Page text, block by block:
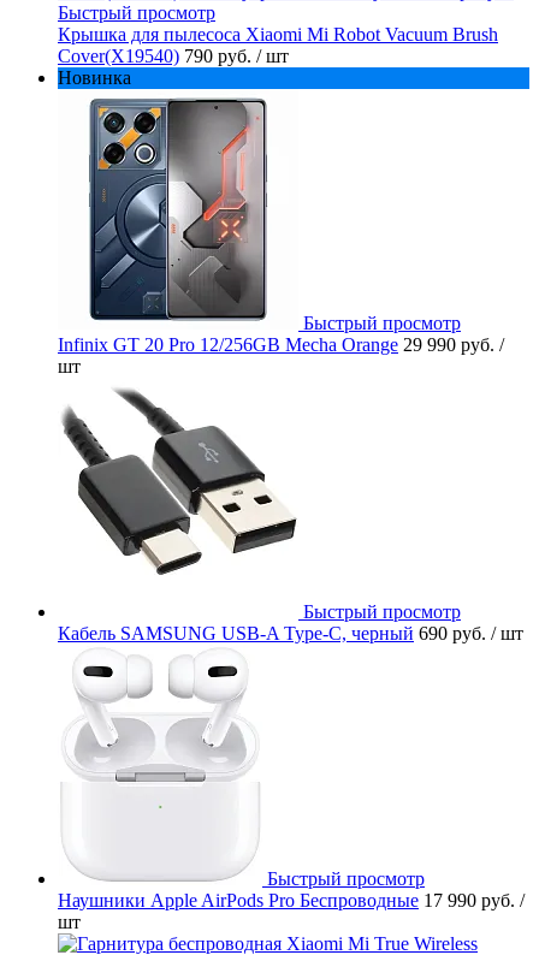
Быстрый просмотр
Крышка для пылесоса Xiaomi Mi Robot Vacuum Brush
Cover(X19540) 790 руб. / шт
Новинка
Быстрый просмотр
Infinix GT 20 Pro 12/256GB Mecha Orange 29 990 руб. /
шт
Быстрый просмотр
Кабель SAMSUNG USB-A Type-C, черный 690 руб. / шт
Быстрый просмотр
Наушники Apple AirPods Pro Беспроводные 17 990 руб. /
шт